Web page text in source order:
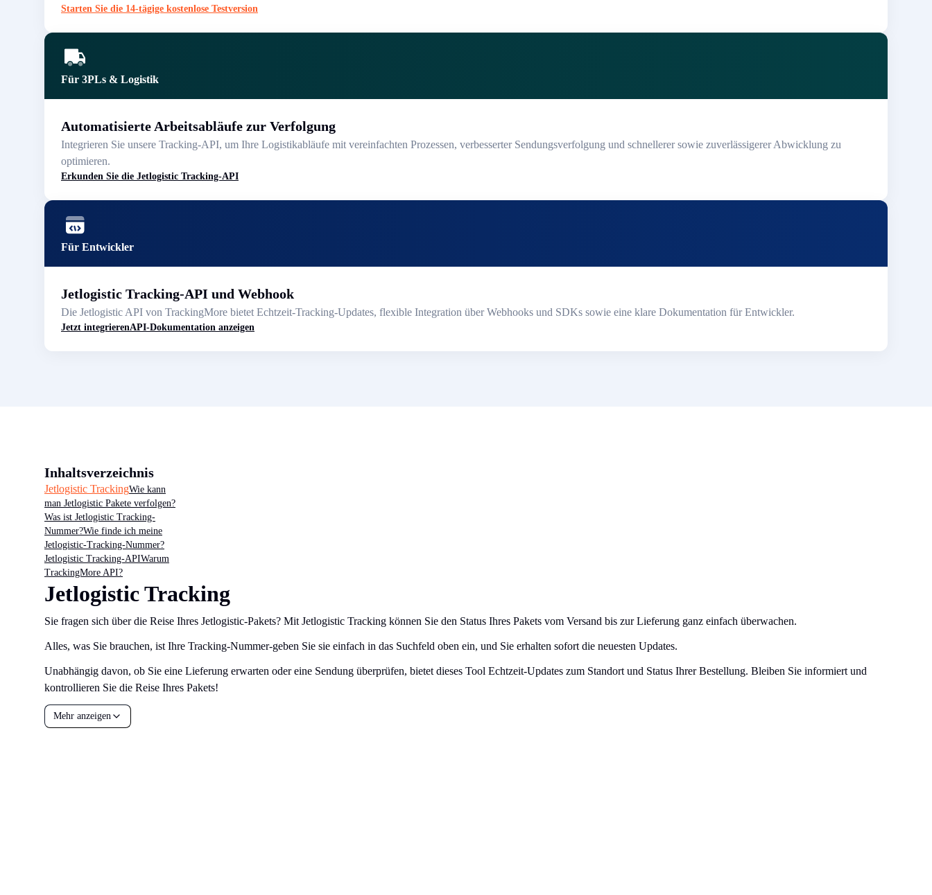
Starten Sie die 14-tägige kostenlose Testversion
Für 3PLs & Logistik
Automatisierte Arbeitsabläufe zur Verfolgung
Integrieren Sie unsere Tracking-API, um Ihre Logistikabläufe mit vereinfachten Prozessen, verbesserter Sendungsverfolgung und schnellerer sowie zuverlässigerer Abwicklung zu
optimieren.
Erkunden Sie die Jetlogistic Tracking-API
Für Entwickler
Jetlogistic Tracking-API und Webhook
Die Jetlogistic API von TrackingMore bietet Echtzeit-Tracking-Updates, flexible Integration über Webhooks und SDKs sowie eine klare Dokumentation für Entwickler.
Jetzt integrierenAPI-Dokumentation anzeigen
Inhaltsverzeichnis
Jetlogistic TrackingWie kann
man Jetlogistic Pakete verfolgen?
Was ist Jetlogistic Tracking-
Nummer?Wie finde ich meine
Jetlogistic-Tracking-Nummer?
Jetlogistic Tracking-APIWarum
TrackingMore API?
Jetlogistic Tracking
Sie fragen sich über die Reise Ihres Jetlogistic-Pakets? Mit Jetlogistic Tracking können Sie den Status Ihres Pakets vom Versand bis zur Lieferung ganz einfach überwachen.
Alles, was Sie brauchen, ist Ihre Tracking-Nummer-geben Sie sie einfach in das Suchfeld oben ein, und Sie erhalten sofort die neuesten Updates.
Unabhängig davon, ob Sie eine Lieferung erwarten oder eine Sendung überprüfen, bietet dieses Tool Echtzeit-Updates zum Standort und Status Ihrer Bestellung. Bleiben Sie informiert und
kontrollieren Sie die Reise Ihres Pakets!
Mehr anzeigen